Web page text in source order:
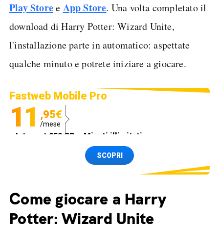
Play Storee App Store. Una volta completato il
download di Harry Potter: Wizard Unite,
l'installazione parte in automatico: aspettate
qualche minuto e potrete iniziare a giocare.
Fastweb Mobile Pro
11 ,95€
/mese
Internet 250 GB e Minuti illimitati
Spedizione SIM GRATISSCOPRI
Come giocare a Harry
Potter: Wizard Unite